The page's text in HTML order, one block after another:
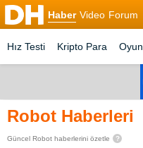
Haber Video Forum
Hız Testi Kripto Para Oyun
Robot Haberleri
Güncel Robot haberlerini özetle ?